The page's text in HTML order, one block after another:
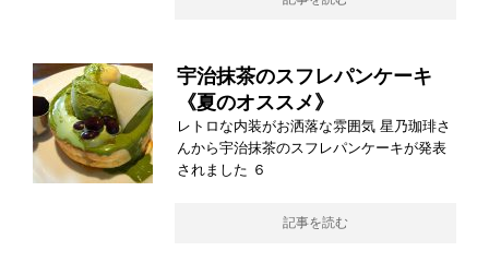
宇治抹茶のスフレパンケーキ
《夏のオススメ》
レトロな内装がお洒落な雰囲気 星乃珈琲さ
んから宇治抹茶のスフレパンケーキが発表
されました ６
記事を読む